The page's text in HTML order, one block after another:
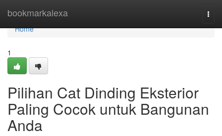
bookmarkalexa
Home
Home
1
Pilihan Cat Dinding Eksterior
Paling Cocok untuk Bangunan
Anda